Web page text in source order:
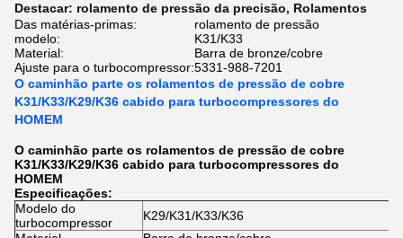
Destacar: rolamento de pressão da precisão, Rolamentos
Das matérias-primas:
rolamento de pressão
modelo:
K31/K33
Material:
Barra de bronze/cobre
Ajuste para o turbocompressor:5331-988-7201
O caminhão parte os rolamentos de pressão de cobre
K31/K33/K29/K36 cabido para turbocompressores do
HOMEM
O caminhão parte os rolamentos de pressão de cobre
K31/K33/K29/K36 cabido para turbocompressores do
HOMEM
Especificações:
Modelo do
turbocompressor
K29/K31/K33/K36